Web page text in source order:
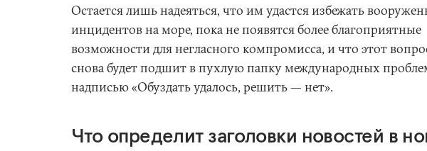
Остается лишь надеяться, что им удастся избежать
инцидентов на море, пока не появятся более благоприятные
возможности для негласного компромисса, и что этот
снова будет подшит в пухлую папку международных
надписью «Обуздать удалось, решить — нет».
Что определит заголовки новостей в